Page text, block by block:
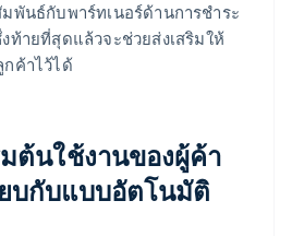
พันธ์กับพาร์ทเนอร์ด้านการชำระ
ท้ายที่สุดแล้วจะช่วยส่งเสริมให้
ค้าไว้ได้
ต้นใช้งานของผู้ค้า
บกับแบบอัตโนมัติ